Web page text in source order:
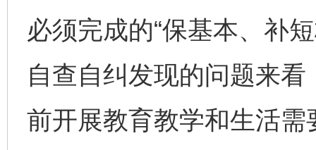
必须完成的“保基本、补
自查自纠发现的问题来
前开展教育教学和生活需